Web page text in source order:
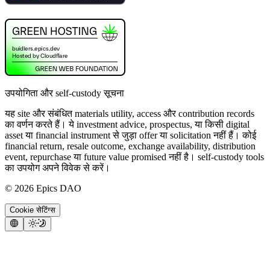
उपयोगिता और self-custody सूचना
यह site और संबंधित materials utility, access और contribution records
का वर्णन करते हैं। ये investment advice, prospectus, या किसी digital
asset या financial instrument से जुड़ा offer या solicitation नहीं हैं। कोई
financial return, resale outcome, exchange availability, distribution
event, repurchase या future value promised नहीं है। self-custody tools
का उपयोग अपने विवेक से करें।
© 2026 Epics DAO
Cookie सेटिंग्स